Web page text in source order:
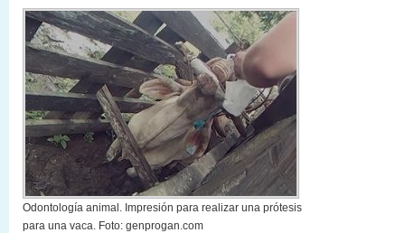
Odontología animal. Impresión para realizar una prótesis
para una vaca. Foto: genprogan.com